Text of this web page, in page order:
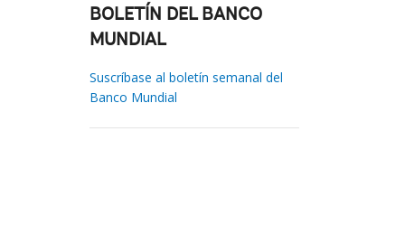
BOLETÍN DEL BANCO
MUNDIAL
Suscríbase al boletín semanal del
Banco Mundial